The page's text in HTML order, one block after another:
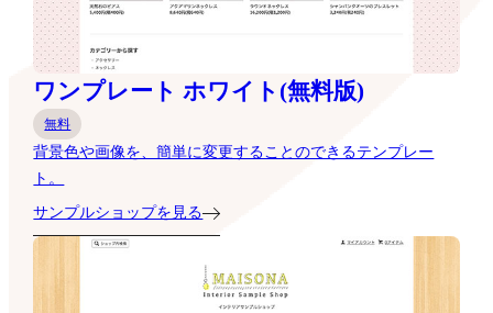
ワンプレート ホワイト(無料版)
無料
背景色や画像を、簡単に変更することのできるテンプレー
ト。
サンプルショップを見る